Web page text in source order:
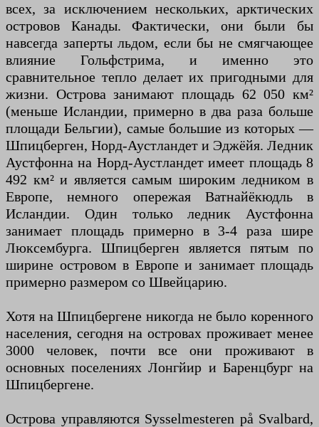
всех, за исключением нескольких, арктических
островов Канады. Фактически, они были бы
навсегда заперты льдом, если бы не смягчающее
влияние Гольфстрима, и именно это
сравнительное тепло делает их пригодными для
жизни. Острова занимают площадь 62 050 км²
(меньше Исландии, примерно в два раза больше
площади Бельгии), самые большие из которых —
Шпицберген, Норд-Аустландет и Эджёйя. Ледник
Аустфонна на Норд-Аустландет имеет площадь 8
492 км² и является самым широким ледником в
Европе, немного опережая Ватнайёкюдль в
Исландии. Один только ледник Аустфонна
занимает площадь примерно в 3-4 раза шире
Люксембурга. Шпицберген является пятым по
ширине островом в Европе и занимает площадь
примерно размером со Швейцарию.
Хотя на Шпицбергене никогда не было коренного
населения, сегодня на островах проживает менее
3000 человек, почти все они проживают в
основных поселениях Лонгйир и Баренцбург на
Шпицбергене.
Острова управляются Sysselmesteren på Svalbard,